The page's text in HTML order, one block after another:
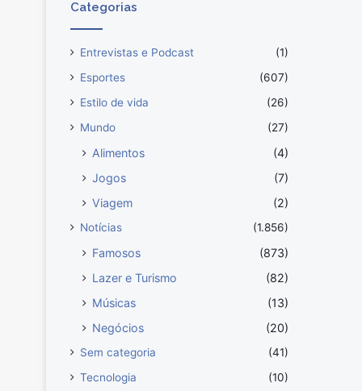
Categorias
Entrevistas e Podcast
(1)
Esportes
(607)
Estilo de vida
(26)
Mundo
(27)
Alimentos
(4)
Jogos
(7)
Viagem
(2)
Notícias (1.856)
Famosos
(873)
Lazer e Turismo
(82)
Músicas
(13)
Negócios
(20)
Sem categoria
(41)
Tecnologia
(10)